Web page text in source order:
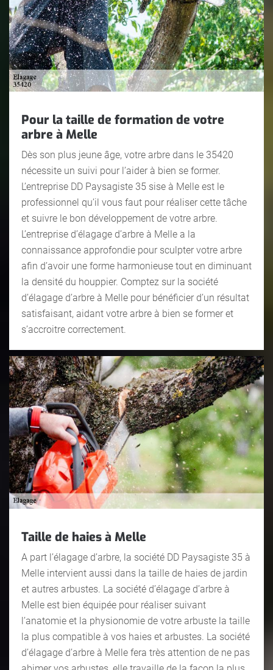
Pour la taille de formation de votre
arbre à Melle
Dès son plus jeune âge, votre arbre dans le 35420
nécessite un suivi pour l’aider à bien se former.
L’entreprise DD Paysagiste 35 sise à Melle est le
professionnel qu’il vous faut pour réaliser cette tâche
et suivre le bon développement de votre arbre.
L’entreprise d’élagage d’arbre à Melle a la
connaissance approfondie pour sculpter votre arbre
afin d’avoir une forme harmonieuse tout en diminuant
la densité du houppier. Comptez sur la société
d’élagage d’arbre à Melle pour bénéficier d’un résultat
satisfaisant, aidant votre arbre à bien se former et
s’accroitre correctement.
Taille de haies à Melle
A part l’élagage d’arbre, la société DD Paysagiste 35 à
Melle intervient aussi dans la taille de haies de jardin
et autres arbustes. La société d’élagage d’arbre à
Melle est bien équipée pour réaliser suivant
l’anatomie et la physionomie de votre arbuste la taille
la plus compatible à vos haies et arbustes. La société
d’élagage d’arbre à Melle fera très attention de ne pas